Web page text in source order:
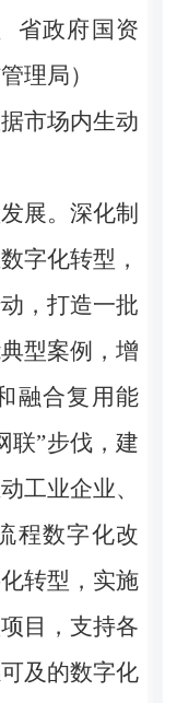
省政府国资
理局）
市场内生动
展。深化制
字化转型，
，打造一批
型案例，增
融合复用能
联”步伐，建
工业企业、
程数字化改
转型，实施
目，支持各
及的数字化